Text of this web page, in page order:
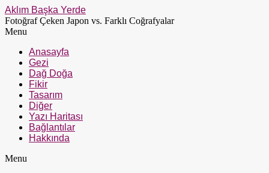
Aklım Başka Yerde
Fotoğraf Çeken Japon vs. Farklı Coğrafyalar
Menu
Anasayfa
Gezi
Dağ Doğa
Fikir
Tasarım
Diğer
Yazı Haritası
Bağlantılar
Hakkında
Menu